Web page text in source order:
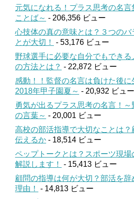
元気になれる！プラス思考の名
ことば～ - 206,356 ビュー
心技体の真の意味とは？３つのバ
とが大切！
- 53,176 ビュー
野球選手に必要な自分でもでき
の方法とは？ - 22,872 ビュー
感動！！監督の名言は負けた後に
2018年甲子園夏～ - 20,932 ビュー
勇気が出るプラス思考の名言！
の言葉～ - 20,001 ビュー
高校の部活指導で大切なことは
伝えるか - 18,514 ビュー
ペップトークとは？スポーツ現場
解説します！
- 15,413 ビュー
顧問の指導は何が大切？部活を
理由！
- 14,813 ビュー